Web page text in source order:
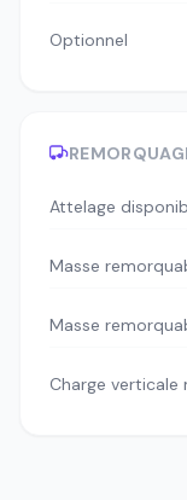
Optionnel
Attelage
Masse
Masse
Charge verticale